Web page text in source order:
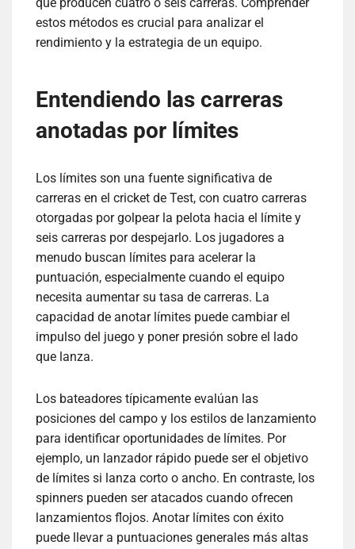
estos métodos es crucial para analizar el
rendimiento y la estrategia de un equipo.
Entendiendo las carreras
anotadas por límites
Los límites son una fuente significativa de
carreras en el cricket de Test, con cuatro carreras
otorgadas por golpear la pelota hacia el límite y
seis carreras por despejarlo. Los jugadores a
menudo buscan límites para acelerar la
puntuación, especialmente cuando el equipo
necesita aumentar su tasa de carreras. La
capacidad de anotar límites puede cambiar el
impulso del juego y poner presión sobre el lado
que lanza.
Los bateadores típicamente evalúan las
posiciones del campo y los estilos de lanzamiento
para identificar oportunidades de límites. Por
ejemplo, un lanzador rápido puede ser el objetivo
de límites si lanza corto o ancho. En contraste, los
spinners pueden ser atacados cuando ofrecen
lanzamientos flojos. Anotar límites con éxito
puede llevar a puntuaciones generales más altas